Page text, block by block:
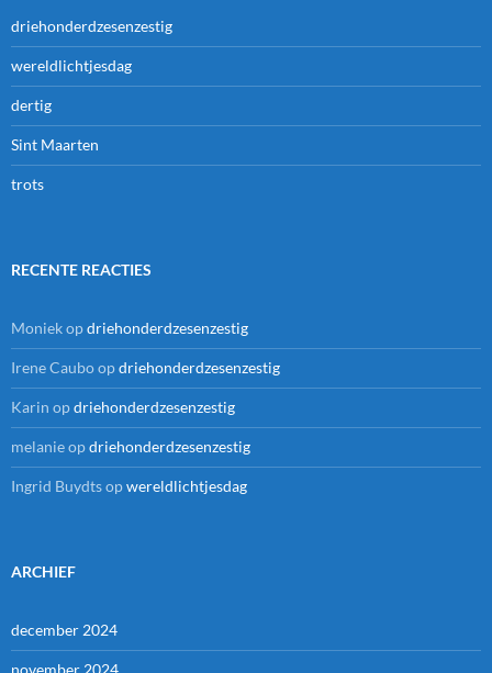
driehonderdzesenzestig
wereldlichtjesdag
dertig
Sint Maarten
trots
RECENTE REACTIES
Moniekopdriehonderdzesenzestig
Irene Cauboopdriehonderdzesenzestig
Karin opdriehonderdzesenzestig
melanieopdriehonderdzesenzestig
Ingrid Buydtsopwereldlichtjesdag
ARCHIEF
december 2024